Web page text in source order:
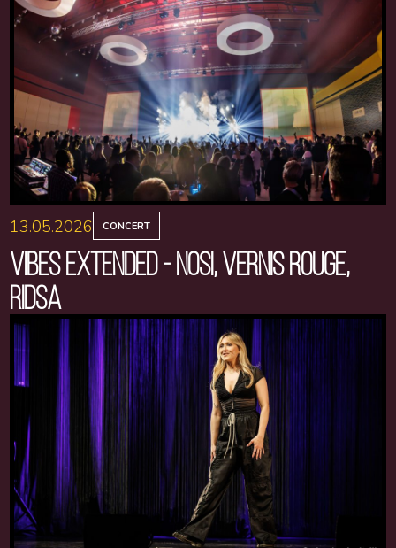
13.05.2026 CONCERT
VIBES EXTENDED - NOSI, VERNIS ROUGE,
RIDSA